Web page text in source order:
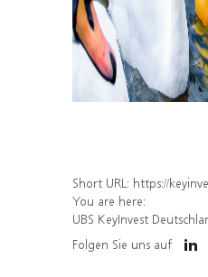
Short URL: https://keyinvest-
You are here:
UBS KeyInvest
Folgen Sie uns auf